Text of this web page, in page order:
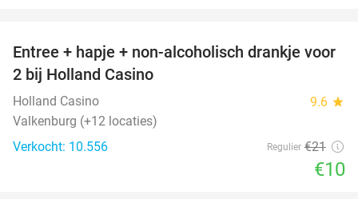
52%
Entree + hapje + non-alcoholisch drankje voor
2 bij Holland Casino
Holland Casino 9.6 star
Valkenburg (+12 locaties)
Verkocht: 10.556
Regulier €21
€10